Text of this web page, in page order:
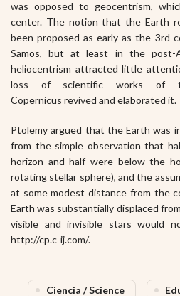
was opposed to geocentrism,
center. The notion that the Earth
been proposed as early as the 3rd
Samos, but at least in the post-
heliocentrism attracted little
loss of scientific works of
Copernicus revived and elaborated it.
Ptolemy argued that the Earth was
from the simple observation that
horizon and half were below the
rotating stellar sphere), and the
at some modest distance from the
Earth was substantially displaced
visible and invisible stars would
http://cp.c-ij.com/.
Ciencia / Science